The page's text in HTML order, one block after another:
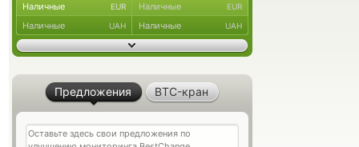
Наличные EUR Наличные EUR
Наличные UAH Наличные UAH
Предложения BTC-кран